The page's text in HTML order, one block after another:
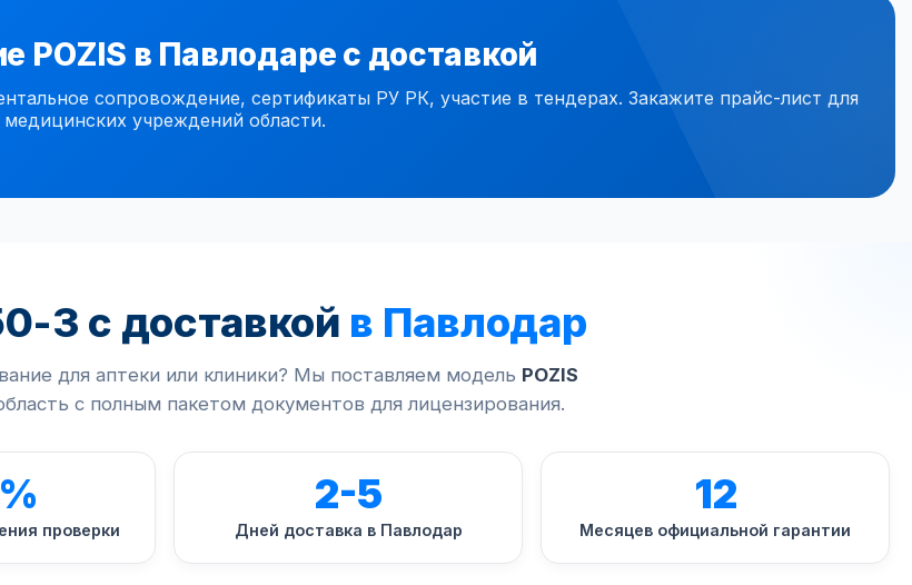
POZIS в Павлодаре с доставкой
сопровождение, сертификаты РУ РК, участие в тендерах. Закажите прайс-лист для
медицинских учреждений области.
3 с доставкой в Павлодар
для аптеки или клиники? Мы поставляем модель POZIS
с полным пакетом документов для лицензирования.
проверки
2-5
Дней доставка в Павлодар
12
Месяцев официальной гарантии